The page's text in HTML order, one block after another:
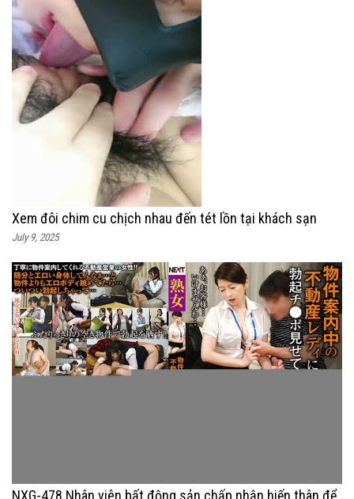
Xem đôi chim cu chịch nhau đến tét lồn tại khách sạn
July 9, 2025
NXG-478 Nhân viên bất động sản chấp nhận hiến thân để